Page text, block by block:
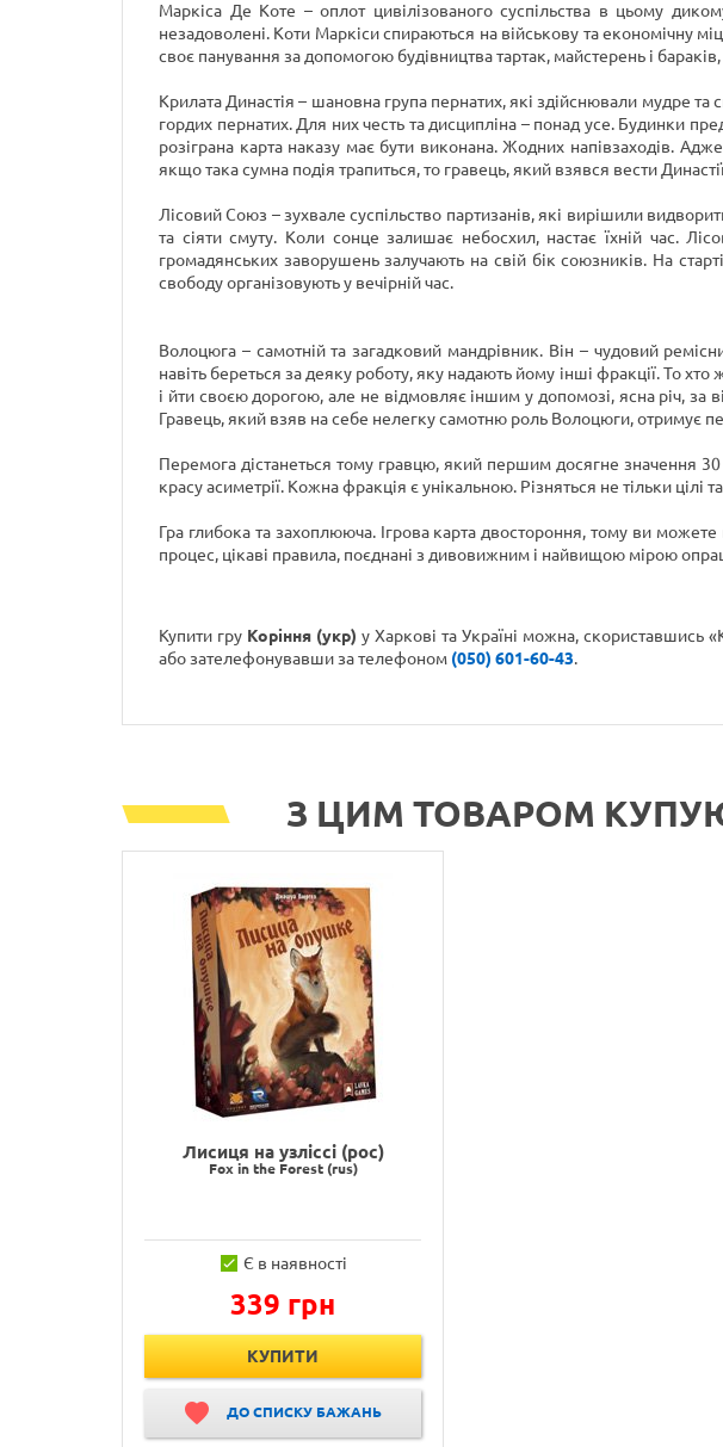
Маркіса Де Коте – оплот цивілізованого суспільства в цьому
незадоволені. Коти Маркіси спираються на військову та економічну
своє панування за допомогою будівництва тартак, майстерень і
Крилата Династія – шановна група пернатих, які здійснювали мудре та
гордих пернатих. Для них честь та дисципліна – понад усе. Будинки
розіграна карта наказу має бути виконана. Жодних напівзаходів.
якщо така сумна подія трапиться, то гравець, який взявся вести
Лісовий Союз – зухвале суспільство партизанів, які вирішили
та сіяти смуту. Коли сонце залишає небосхил, настає їхній час.
громадянських заворушень залучають на свій бік союзників. На
свободу організовують у вечірній час.
Волоцюга – самотній та загадковий мандрівник. Він – чудовий
навіть береться за деяку роботу, яку надають йому інші фракції. То
і йти своєю дорогою, але не відмовляє іншим у допомозі, ясна річ,
Гравець, який взяв на себе нелегку самотню роль Волоцюги, отримує
Перемога дістанеться тому гравцю, який першим досягне значення
красу асиметрії. Кожна фракція є унікальною. Різняться не тільки цілі
Гра глибока та захоплююча. Ігрова карта двостороння, тому ви
процес, цікаві правила, поєднані з дивовижним і найвищою мірою
Купити гру Коріння (укр) у Харкові та Україні можна, скориставшись
або зателефонувавши за телефоном (050) 601-60-43.
З ЦИМ ТОВАРОМ
Лисиця на узліссі (рос)
Fox in the Forest (rus)
Є в наявності
339 грн
КУПИТИ
ДО СПИСКУ БАЖАНЬ